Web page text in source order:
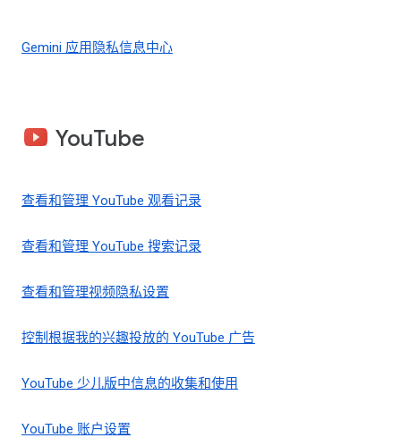
Gemini 应用隐私信息中心
YouTube
查看和管理 YouTube 观看记录
查看和管理 YouTube 搜索记录
查看和管理视频隐私设置
控制根据我的兴趣投放的 YouTube 广告
YouTube 少儿版中信息的收集和使用
YouTube 账户设置